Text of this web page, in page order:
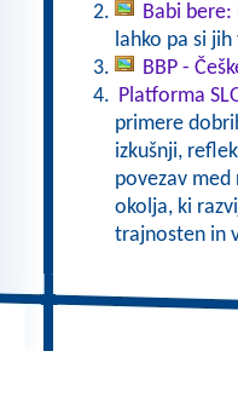
Babi bere:
lahko pa si
BBP -
Platforma
primere
izkušnji,
povezav
okolja, ki
trajnosten in